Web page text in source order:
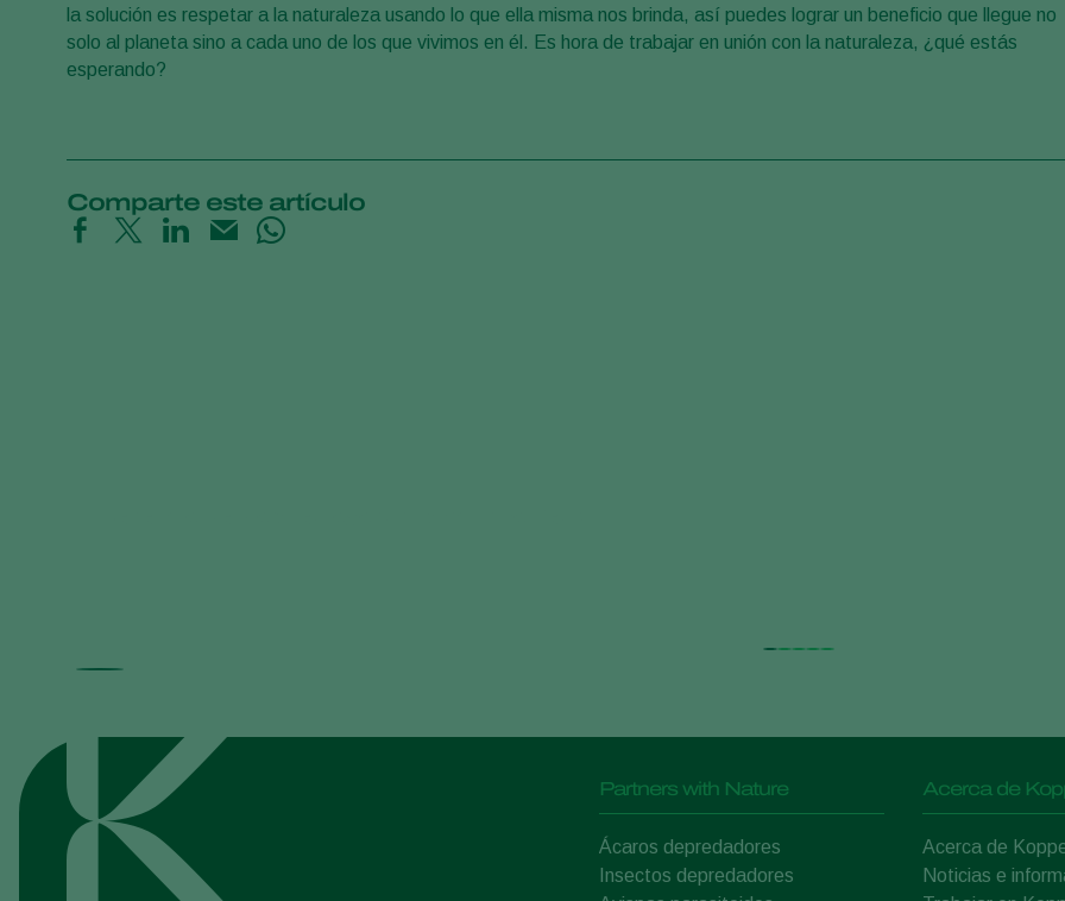
la solución es respetar a la naturaleza usando lo que ella misma nos brinda, así puedes lograr un beneficio que llegue no
solo al planeta sino a cada uno de los que vivimos en él. Es hora de trabajar en unión con la naturaleza, ¿qué estás
esperando?
Comparte este artículo
Partners with Nature
Ácaros depredadores
Insectos depredadores
Acerca de
Acerca de
Noticias e